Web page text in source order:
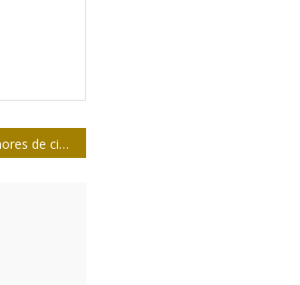
Los niños menores de cinco años pueden portar mayor carga viral de SARS-CoV-2 que los adultos